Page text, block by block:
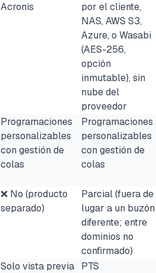
Acronis
por el cliente,
NAS, AWS S3,
Azure, o Wasabi
(AES-256,
opción
inmutable), sin
nube del
proveedor
Programaciones
personalizables
con gestión de
colas
Programaciones
personalizables
con gestión de
colas
❌ No (producto
separado)
Parcial (fuera de
lugar a un buzón
diferente; entre
dominios no
confirmado)
Solo vista previa
PTS